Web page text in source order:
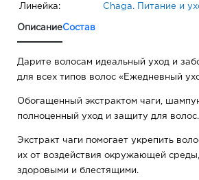
Линейка: Chaga. Питание и
ОписаниеСостав
Дарите волосам идеальный уход и
для всех типов волос «Ежедневный
Обогащенный экстрактом чаги,
полноценный уход и защиту для волос.
Экстракт чаги помогает укрепить
их от воздействия окружающей
здоровыми и блестящими.